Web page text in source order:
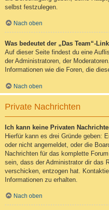
selbst festzulegen.
Nach oben
Was bedeutet der „Das Team“-
Auf dieser Seite findest du eine
der Administratoren, der
Informationen wie die Foren, die
Nach oben
Private Nachrichten
Ich kann keine Privaten
Hierfür kann es drei Gründe geben:
oder nicht angemeldet, oder die
Nachrichten für das komplette
sein, dass der Administrator dir das
verschicken, entzogen hat.
Informationen zu erhalten.
Nach oben